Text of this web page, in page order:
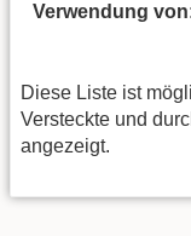
Verwendung
Diese Liste ist
Versteckte und
angezeigt.